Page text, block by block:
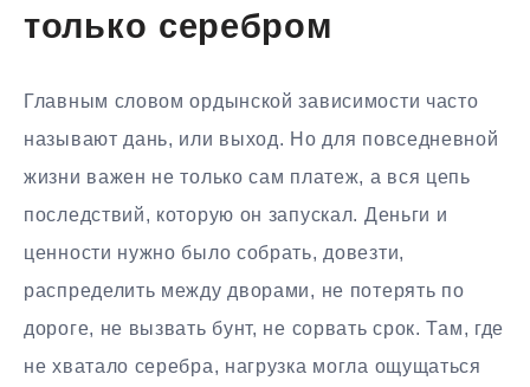
только серебром
Главным словом ордынской зависимости часто
называют дань, или выход. Но для повседневной
жизни важен не только сам платеж, а вся цепь
последствий, которую он запускал. Деньги и
ценности нужно было собрать, довезти,
распределить между дворами, не потерять по
дороге, не вызвать бунт, не сорвать срок. Там, где
не хватало серебра, нагрузка могла ощущаться